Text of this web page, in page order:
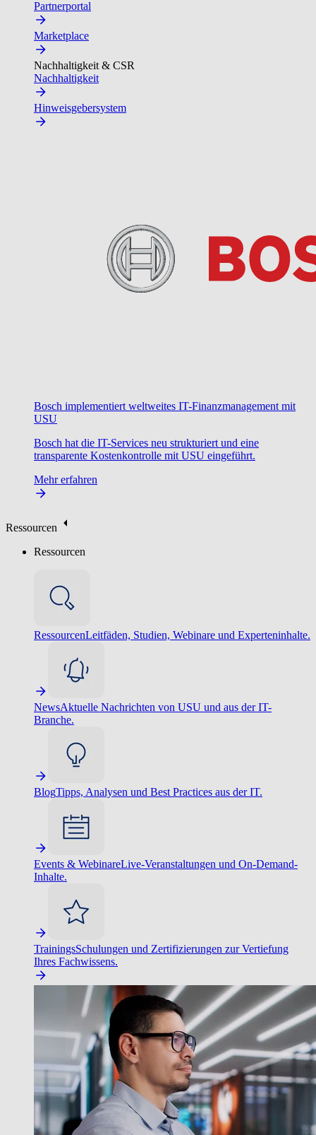
Partnerportal
Marketplace
Nachhaltigkeit & CSR
Nachhaltigkeit
Hinweisgebersystem
Bosch implementiert weltweites IT-Finanzmanagement mit
USU
Bosch hat die IT-Services neu strukturiert und eine
transparente Kostenkontrolle mit USU eingeführt.
Mehr erfahren
Ressourcen
Ressourcen
RessourcenLeitfäden, Studien, Webinare und Experteninhalte.
NewsAktuelle Nachrichten von USU und aus der IT-
Branche.
BlogTipps, Analysen und Best Practices aus der IT.
Events & WebinareLive-Veranstaltungen und On-Demand-
Inhalte.
TrainingsSchulungen und Zertifizierungen zur Vertiefung
Ihres Fachwissens.